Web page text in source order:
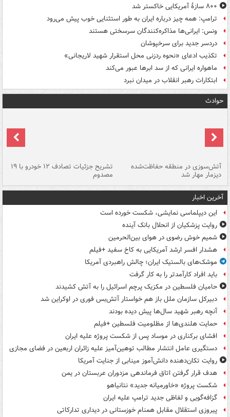
۸۰۰ سازۀ آمریکایی خاکستر شد
ترامپ: همه چیز درباره ایران به طور استثنایی خوب پیش می‌رود
ونس: ایرانی‌ها مذاکره‌کنندگان سرسختی هستند
دردسر جدید برای سرخپوشان
تکذیب ادعای «نحوه ردزنی محل استقرار شهید لاریجانی»
ماهواره ایرانی که از سد ابرها عبور می‌کند
ابتکارات رهبر انقلاب در میدان نبرد
حوادث
آتش‌سوزی در منطقه حفاظت‌شده
دیزمار مهار شد
تشریح جزئیات تصادف ۱۲ خودرو با ۱۹
مصدوم
آخرین اخبار
این دیپلماسی نمایشی، شکست خورده است
روایت پزشکیان از انحلال بانک آینده
شمیم خوش رضوی در هوای بین‌الحرمین
هشدار افسر ارشد آمریکایی به کاخ سفید +فیلم
موشک‌های بالستیک ایران؛ چالش راهبردی آمریکا
باید افراد کارآمدتر را به کار گرفت
حامیان فلسطین در مکزیک پرچم اسرائیل را به آتش کشیدند
دبیرکل سازمان ملل باز هم خواستار آتش‌بس فوری در اوکراین شد
آنچه رهبر شهید سال‌ها پیش دیده بودند
حمایت هلندی‌ها از مظلومیت فلسطین +فیلم
افشای برکناری در موساد پس از شکست پروژه علیه ایران
دستگیری عامل انتشار مطالب توهین‌آمیز علیه زائران اربعین در فضای مجازی
روایت تکان‌دهنده دانش‌آموز مینابی از جنایت آمریکا
هدف قرار گرفتن اتاق‌ فرماندهی مزدوران عربستان در یمن
شکست پروژه «خاورمیانه جدید» نتانیاهو
گزافه‌گویی و لفاظی جدید ترامپ علیه ایران
پیروزی استقلال مقابل همنام خوزستانی در دیداری تدارکاتی